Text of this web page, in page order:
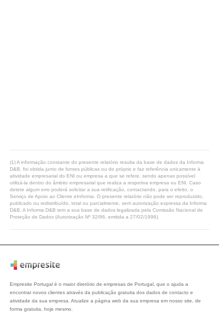
(1) A informação constante do presente relatório resulta da base de dados da Informa
D&B, foi obtida junto de fontes públicas ou do próprio e faz referência unicamente à
atividade empresarial do ENI ou empresa a que se refere, sendo apenas possível
utilizá-la dentro do âmbito empresarial que realiza a respetiva empresa ou ENI. Caso
detete algum erro poderá solicitar a sua retificação, contactando, para o efeito, o
Serviço de Apoio ao Cliente eInforma. O presente relatório não pode ser reproduzido,
publicado ou redistribuído, total ou parcialmente, sem autorização expressa da Informa
D&B. A Informa D&B tem a sua base de dados legalizada pela Comissão Nacional de
Proteção de Dados (Autorização Nº 32/96, emitida a 27/02/1996).
Empresite Portugal é o maior diretório de empresas de Portugal, que o ajuda a
encontrar novos clientes através da publicação gratuita dos dados de contacto e
atividade da sua empresa. Atualize a página web da sua empresa em nosso site, de
forma gratuita, hoje mesmo.